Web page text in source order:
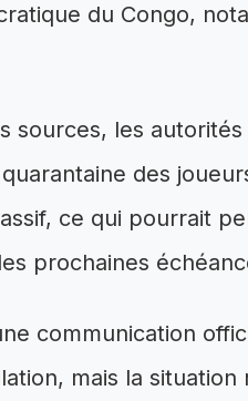
du Congo,
sources, les
des
ce qui pourrait
prochaines
communication
mais la